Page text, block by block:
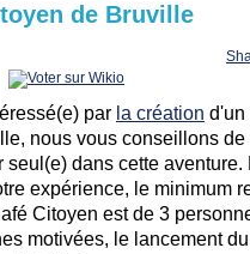
de Bruville
par la création d'un
nous vous conseillons de
seul(e) dans cette aventure.
expérience, le minimum
Citoyen est de 3
motivées, le lancement du